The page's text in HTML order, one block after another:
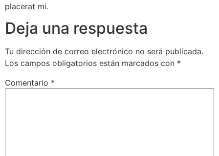
placerat mi.
Deja una respuesta
Tu dirección de correo electrónico no será publicada.
Los campos obligatorios están marcados con *
Comentario *